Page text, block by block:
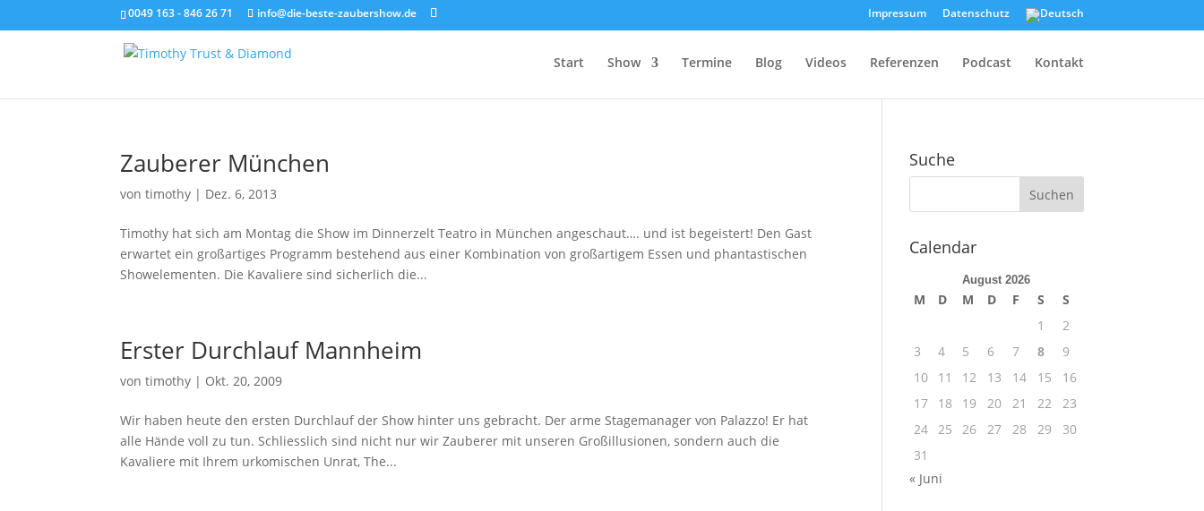
0049 163 - 846 26 71 info@die-beste-zaubershow.de Impressum Datenschutz
Start Show Termine Blog Videos Referenzen Podcast Kontakt
Zauberer München
vontimothy | Dez. 6, 2013
Timothy hat sich am Montag die Show im Dinnerzelt Teatro in München angeschaut…. und ist begeistert! Den Gast
erwartet ein großartiges Programm bestehend aus einer Kombination von großartigem Essen und phantastischen
Showelementen. Die Kavaliere sind sicherlich die...
Erster Durchlauf Mannheim
vontimothy | Okt. 20, 2009
Wir haben heute den ersten Durchlauf der Show hinter uns gebracht. Der arme Stagemanager von Palazzo! Er hat
alle Hände voll zu tun. Schliesslich sind nicht nur wir Zauberer mit unseren Großillusionen, sondern auch die
Kavaliere mit Ihrem urkomischen Unrat, The...
Suche
Calendar
August 2026
M D M D F S
S
1
2
3
4 5 6 7 8
9
10
11 12 13 14 15
16
17
18 19 20 21 22
23
24 25 26 27 28 29
30
31
« Juni